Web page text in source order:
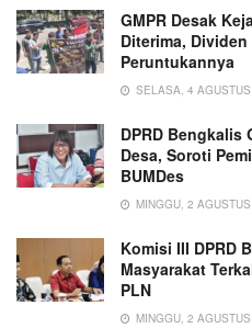
GMPR Desak
Diterima,
Peruntukannya
SELASA, 4
DPRD Bengkalis
Desa, Soroti
BUMDes
MINGGU, 2
Komisi III DPRD
Masyarakat
PLN
MINGGU, 2